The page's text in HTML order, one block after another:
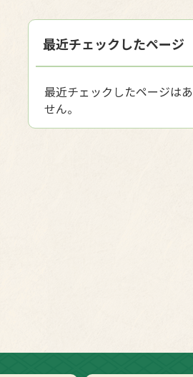
最近チェックしたページ
最近チェックしたページは
せん。